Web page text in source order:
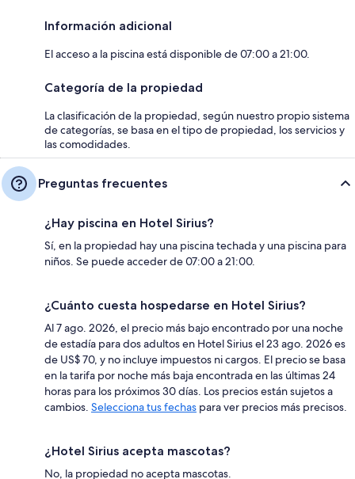
Información adicional
El acceso a la piscina está disponible de 07:00 a 21:00.
Categoría de la propiedad
La clasificación de la propiedad, según nuestro propio sistema
de categorías, se basa en el tipo de propiedad, los servicios y
las comodidades.
Preguntas frecuentes
¿Hay piscina en Hotel Sirius?
Sí, en la propiedad hay una piscina techada y una piscina para
niños. Se puede acceder de 07:00 a 21:00.
¿Cuánto cuesta hospedarse en Hotel Sirius?
Al 7 ago. 2026, el precio más bajo encontrado por una noche
de estadía para dos adultos en Hotel Sirius el 23 ago. 2026 es
de US$ 70, y no incluye impuestos ni cargos. El precio se basa
en la tarifa por noche más baja encontrada en las últimas 24
horas para los próximos 30 días. Los precios están sujetos a
cambios. Selecciona tus fechas para ver precios más precisos.
¿Hotel Sirius acepta mascotas?
No, la propiedad no acepta mascotas.